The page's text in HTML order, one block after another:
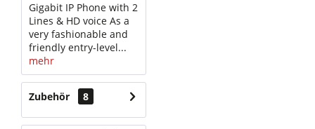
Gigabit IP Phone with 2
Lines & HD voice As a
very fashionable and
friendly entry-level...
mehr
Zubehör 8